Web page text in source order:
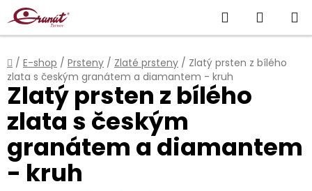
Přejít
na
obsah
Hledat
KOŠÍK
Domů
/ E-shop / Prsteny / Zlaté prsteny / Zlatý prsten z bílého
zlata s českým granátem a diamantem - kruh
Zlatý prsten z bílého
zlata s českým
granátem a diamantem
- kruh